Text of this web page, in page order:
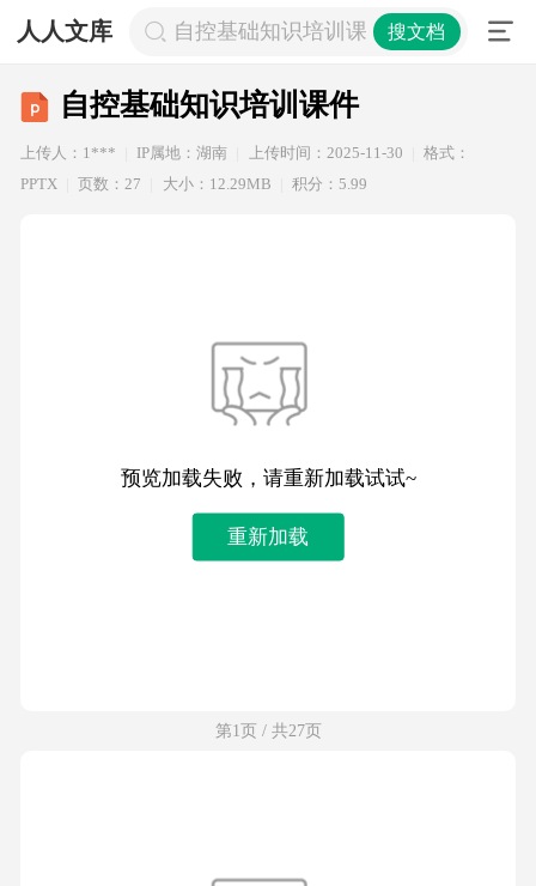
人人文库 自控基础知识培训课件搜文档
自控基础知识培训课件
上传人：1*** IP属地：湖南 上传时间：2025-11-30
格式：
PPTX
页数：27 大小：12.29MB 积分：5.99
预览加载失败，请重新加载试试~
重新加载
第1页 / 共27页